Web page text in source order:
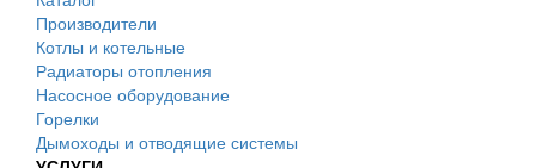
Производители
Котлы и котельные
Радиаторы отопления
Насосное оборудование
Горелки
Дымоходы и отводящие системы